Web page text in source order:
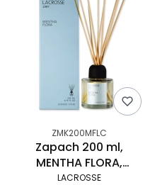
ZMK200MFLC
Zapach 200 ml,
MENTHA FLORA,
Lacrosse
LACROSSE